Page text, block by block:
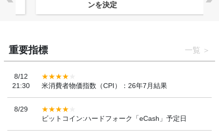
ンを決定
重要指標 一覧
8/12
21:30
米消費者物価指数（CPI）：26年7月結果
8/29
ビットコイン:ハードフォーク「eCash」予定日